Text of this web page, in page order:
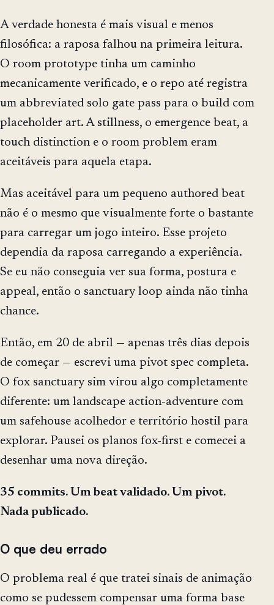
A verdade honesta é mais visual e menos
filosófica: a raposa falhou na primeira leitura.
O room prototype tinha um caminho
mecanicamente verificado, e o repo até registra
um abbreviated solo gate pass para o build com
placeholder art. A stillness, o emergence beat, a
touch distinction e o room problem eram
aceitáveis para aquela etapa.
Mas aceitável para um pequeno authored beat
não é o mesmo que visualmente forte o bastante
para carregar um jogo inteiro. Esse projeto
dependia da raposa carregando a experiência.
Se eu não conseguia ver sua forma, postura e
appeal, então o sanctuary loop ainda não tinha
chance.
Então, em 20 de abril — apenas três dias depois
de começar — escrevi uma pivot spec completa.
O fox sanctuary sim virou algo completamente
diferente: um landscape action-adventure com
um safehouse acolhedor e território hostil para
explorar. Pausei os planos fox-first e comecei a
desenhar uma nova direção.
35 commits. Um beat validado. Um pivot.
Nada publicado.
O que deu errado
O problema real é que tratei sinais de animação
como se pudessem compensar uma forma base